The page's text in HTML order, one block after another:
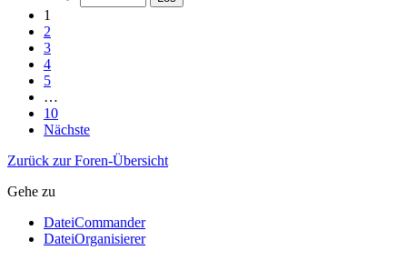
1
2
3
4
5
…
10
Nächste
Zurück zur Foren-Übersicht
Gehe zu
DateiCommander
DateiOrganisierer